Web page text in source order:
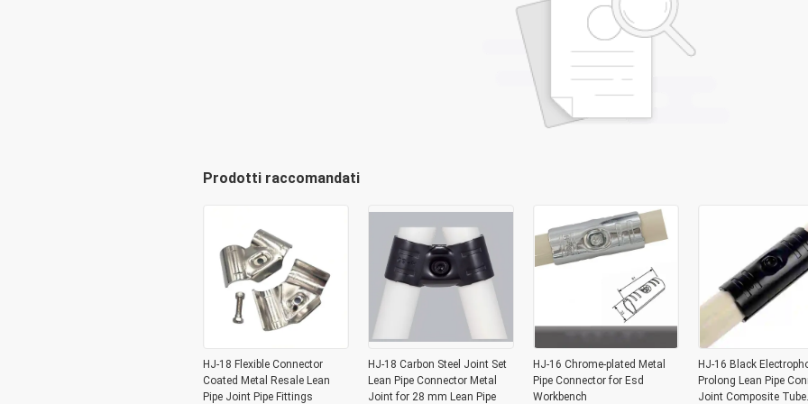
Prodotti raccomandati
HJ-18 Flexible Connector
Coated Metal Resale Lean
Pipe Joint Pipe Fittings
HJ-18 Carbon Steel Joint Set
Lean Pipe Connector Metal
Joint for 28 mm Lean Pipe
HJ-16 Chrome-plated Metal
Pipe Connector for Esd
Workbench
HJ-16 Black
Prolong Lean Pipe
Joint Composite Tube